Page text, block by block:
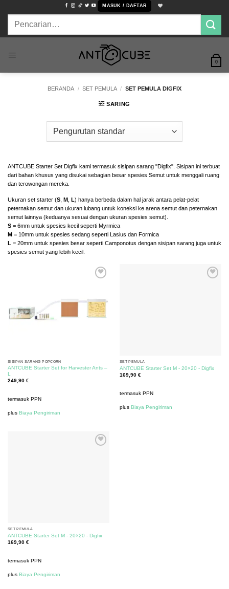
content
MASUK / DAFTAR
Pencarian
0
BERANDA / SET PEMULA / SET PEMULA DIGFIX
SARING
ANTCUBE Starter Set Digfix kami termasuk sisipan sarang "Digfix". Sisipan ini terbuat
dari bahan khusus yang disukai sebagian besar spesies Semut untuk menggali ruang
dan terowongan mereka.
Ukuran set starter (S M L) hanya berbeda dalam hal jarak antara pelat-pelat
peternakan semut dan ukuran lubang untuk koneksi ke arena semut dan peternakan
semut lainnya (keduanya sesuai dengan ukuran spesies semut).
S = 6mm untuk spesies kecil seperti Myrmica
M = 10mm untuk spesies sedang seperti Lasius dan Formica
L = 20mm untuk spesies besar seperti Camponotus dengan sisipan sarang juga untuk
spesies semut yang lebih kecil.
SISIPAN SARANG POPCORN
ANTCUBE Starter Set for Harvester Ants –
L
249,90 €
termasuk PPN
plus Biaya Pengiriman
SET PEMULA
ANTCUBE Starter Set M - 20×20 - Digfix
169,90 €
termasuk PPN
plus Biaya Pengiriman
SET PEMULA
ANTCUBE Starter Set M - 20×20 - Digfix
169,90 €
termasuk PPN
plus Biaya Pengiriman